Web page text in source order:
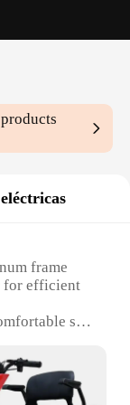
products
frame
for efficient
seat
individuals